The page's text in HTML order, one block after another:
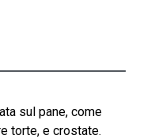
sul pane, come
torte, e crostate.